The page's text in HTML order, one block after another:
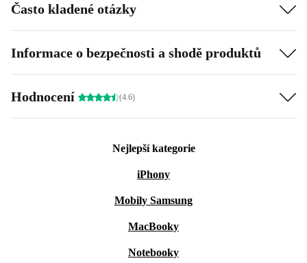
Často kladené otázky
Informace o bezpečnosti a shodě produktů
Hodnocení (4.6)
Nejlepší kategorie
iPhony
Mobily Samsung
MacBooky
Notebooky